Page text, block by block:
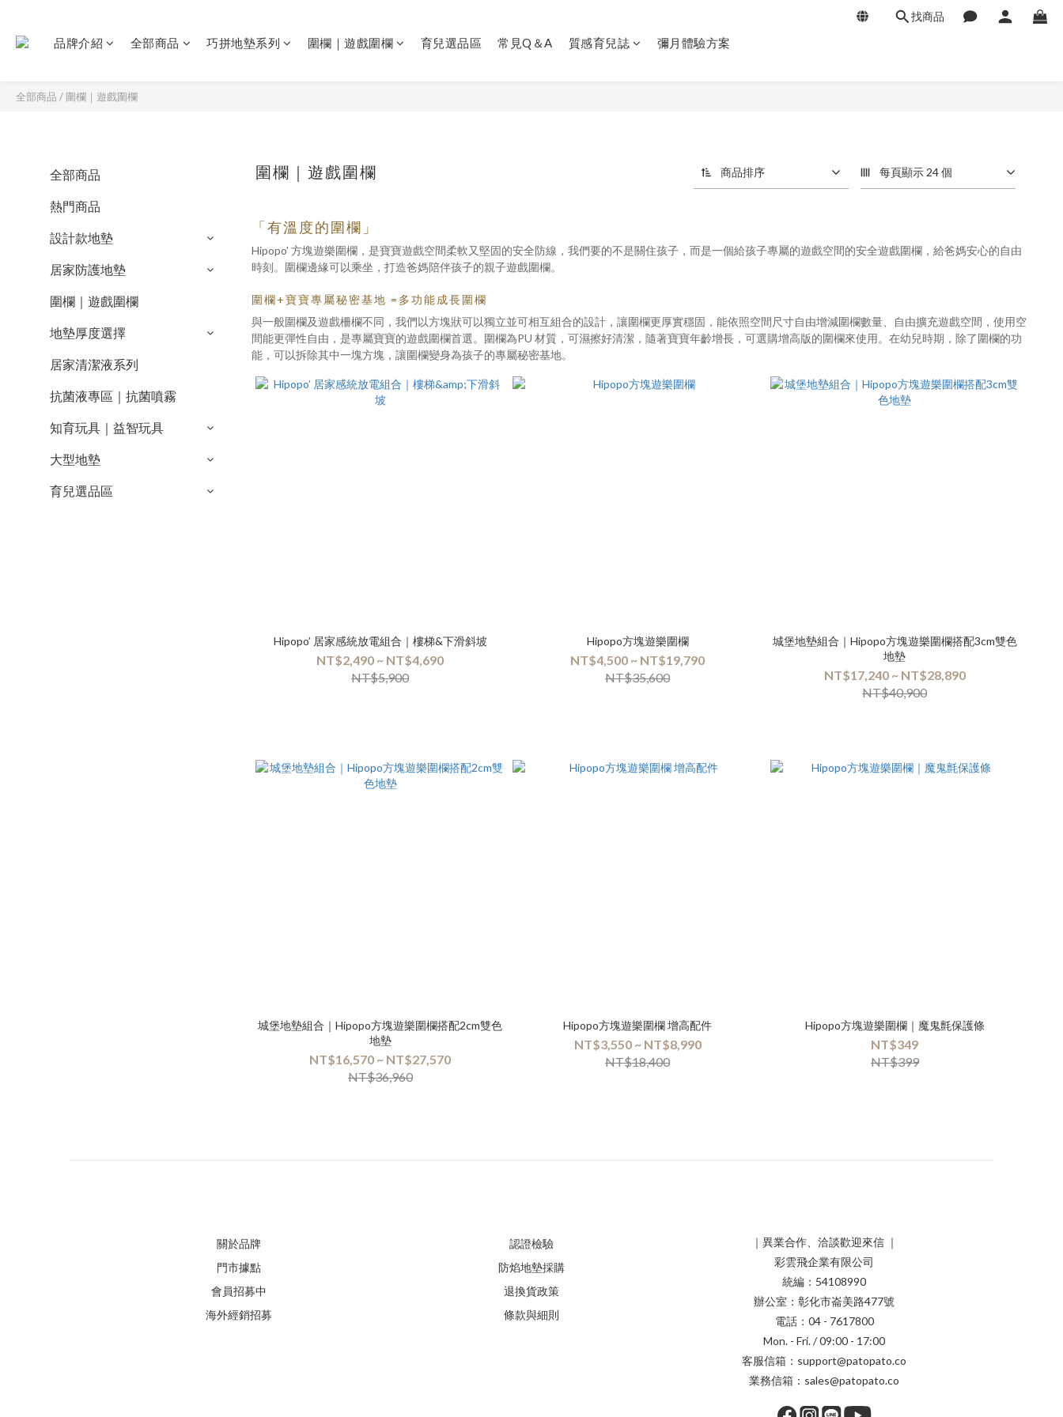
找商品
品牌介紹 全部商品 巧拼地墊系列 圍欄｜遊戲圍欄 育兒選品區 常見Q＆A 質感育兒誌 彌月體驗方案
全部商品 / 圍欄｜遊戲圍欄
全部商品
熱門商品
設計款地墊
居家防護地墊
圍欄｜遊戲圍欄
地墊厚度選擇
居家清潔液系列
抗菌液專區｜抗菌噴霧
知育玩具｜益智玩具
大型地墊
育兒選品區
圍欄｜遊戲圍欄 商品排序 每頁顯示 24 個
「有溫度的圍欄」
Hipopo' 方塊遊樂圍欄，是寶寶遊戲空間柔軟又堅固的安全防線，我們要的不是關住孩子，而是一個給孩子專屬的遊戲空間的安全遊戲圍欄，給爸媽安心的自由
時刻。圍欄邊緣可以乘坐，打造爸媽陪伴孩子的親子遊戲圍欄。
圍欄+寶寶專屬秘密基地 =多功能成長圍欄
與一般圍欄及遊戲柵欄不同，我們以方塊狀可以獨立並可相互組合的設計，讓圍欄更厚實穩固，能依照空間尺寸自由增減圍欄數量、自由擴充遊戲空間，使用空
間能更彈性自由，是專屬寶寶的遊戲圍欄首選。圍欄為PU 材質，可濕擦好清潔，隨著寶寶年齡增長，可選購增高版的圍欄來使用。在幼兒時期，除了圍欄的功
能，可以拆除其中一塊方塊，讓圍欄變身為孩子的專屬秘密基地。
Hipopo’ 居家感統放電組合｜樓梯&下滑斜坡
NT$2,490 ~ NT$4,690
NT$5,900
Hipopo方塊遊樂圍欄
NT$4,500 ~ NT$19,790
NT$35,600
城堡地墊組合｜Hipopo方塊遊樂圍欄搭配3cm雙色
地墊
NT$17,240 ~ NT$28,890
NT$40,900
城堡地墊組合｜Hipopo方塊遊樂圍欄搭配2cm雙色
地墊
NT$16,570 ~ NT$27,570
NT$36,960
Hipopo方塊遊樂圍欄 增高配件
NT$3,550 ~ NT$8,990
NT$18,400
Hipopo方塊遊樂圍欄｜魔鬼氈保護條
NT$349
NT$399
關於品牌
門市據點
會員招募中
海外經銷招募
認證檢驗
防焰地墊採購
退換貨政策
條款與細則
｜異業合作、洽談歡迎來信 ｜
彩雲飛企業有限公司
統編：54108990
辦公室：彰化市崙美路477號
電話：04 - 7617800
Mon. - Fri. / 09:00 - 17:00
客服信箱：support@patopato.co
業務信箱：sales@patopato.co